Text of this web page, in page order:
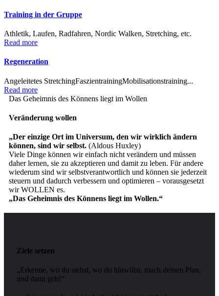
Training in der Gruppe
Athletik, Laufen, Radfahren, Nordic Walken, Stretching, etc.
Read more
Regeneration
Angeleitetes StretchingFaszientrainingMobilisationstraining...
Read more
Das Geheimnis des Könnens liegt im Wollen
Veränderung wollen
„Der einzige Ort im Universum, den wir wirklich ändern
können, sind wir selbst. (Aldous Huxley)
Viele Dinge können wir einfach nicht verändern und müssen
daher lernen, sie zu akzeptieren und damit zu leben. Für andere
wiederum sind wir selbstverantwortlich und können sie jederzeit
steuern und dadurch verbessern und optimieren – vorausgesetzt
wir WOLLEN es.
„Das Geheimnis des Könnens liegt im Wollen.“
Ziele setzen
„Erkenne, wo du stehst, wo du hinwillst, mach deinen Plan,
und dann geh!“